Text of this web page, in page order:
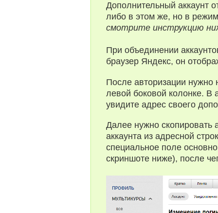
Дополнительный аккаунт
либо в этом же, но в
смотрите инструкцию
При объединении
браузер Яндекс, он
После авторизации
левой боковой колонке. В
увидите адрес своего
Далее нужно скопировать
аккаунта из адресной
специальное поле
скриншоте ниже), после